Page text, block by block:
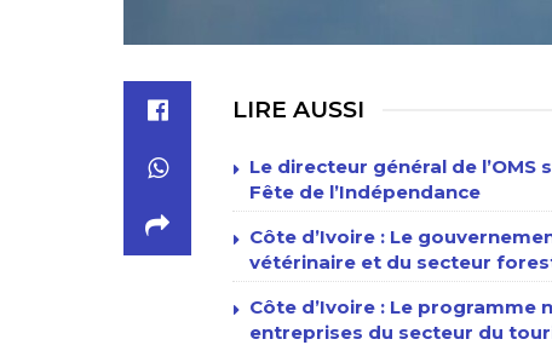
LIRE AUSSI
Le directeur général de
Fête de l’Indépendance
Côte d’Ivoire : Le
vétérinaire et du secteur
Côte d’Ivoire : Le programme
entreprises du secteur du